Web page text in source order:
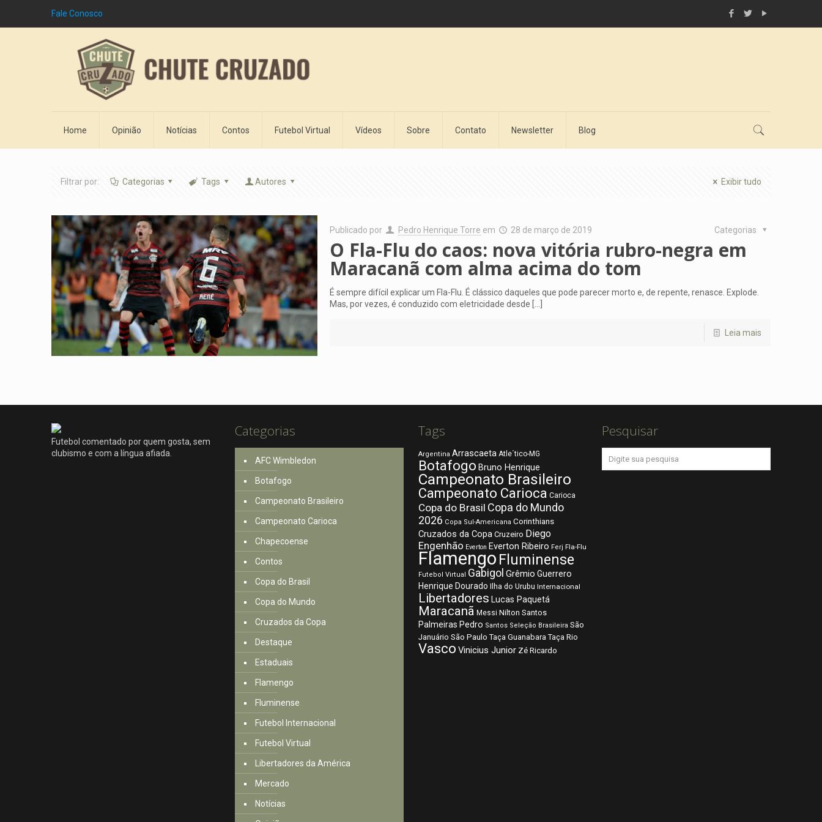
Fale Conosco
Home Opinião Notícias Contos Futebol Virtual Vídeos Sobre Contato Newsletter Blog
Filtrar por: Categorias Tags Autores Exibir tudo
Publicado por Pedro Henrique Torre em 28 de março de 2019 Categorias
O Fla-Flu do caos: nova vitória rubro-negra em
Maracanã com alma acima do tom
É sempre difícil explicar um Fla-Flu. É clássico daqueles que pode parecer morto e, de repente, renasce. Explode.
Mas, por vezes, é conduzido com eletricidade desde
Leia mais
Futebol comentado por quem gosta, sem
clubismo e com a língua afiada.
Categorias
AFC Wimbledon
Botafogo
Campeonato Brasileiro
Campeonato Carioca
Chapecoense
Contos
Copa do Brasil
Copa do Mundo
Cruzados da Copa
Destaque
Estaduais
Flamengo
Fluminense
Futebol Internacional
Futebol Virtual
Libertadores da América
Mercado
Notícias
Tags
Argentina Arrascaeta Atle´tico-MG
Botafogo Bruno Henrique
Campeonato Brasileiro
Campeonato Carioca Carioca
Copa do Brasil Copa do Mundo
2026 Copa Sul-Americana Corinthians
Cruzados da Copa Cruzeiro Diego
Engenhão Everton Everton Ribeiro Ferj Fla-Flu
Flamengo Fluminense
Futebol Virtual Gabigol Grêmio Guerrero
Henrique Dourado Ilha do Urubu Internacional
Libertadores Lucas Paquetá
Maracanã Messi Nilton Santos
Palmeiras Pedro Santos Seleção Brasileira São
Januário São Paulo Taça Guanabara Taça Rio
Vasco Vinicius Junior Zé Ricardo
Pesquisar